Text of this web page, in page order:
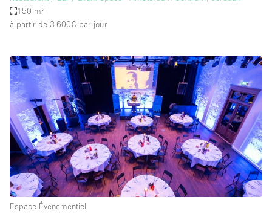
150 m²
à partir de 3.600€ par jour
Espace Événementiel